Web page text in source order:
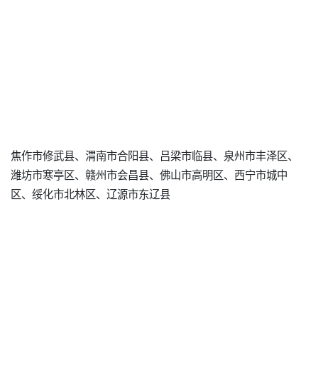
焦作市修武县、渭南市合阳县、吕梁市临县、泉州市丰泽区、
潍坊市寒亭区、赣州市会昌县、佛山市高明区、西宁市城中
区、绥化市北林区、辽源市东辽县